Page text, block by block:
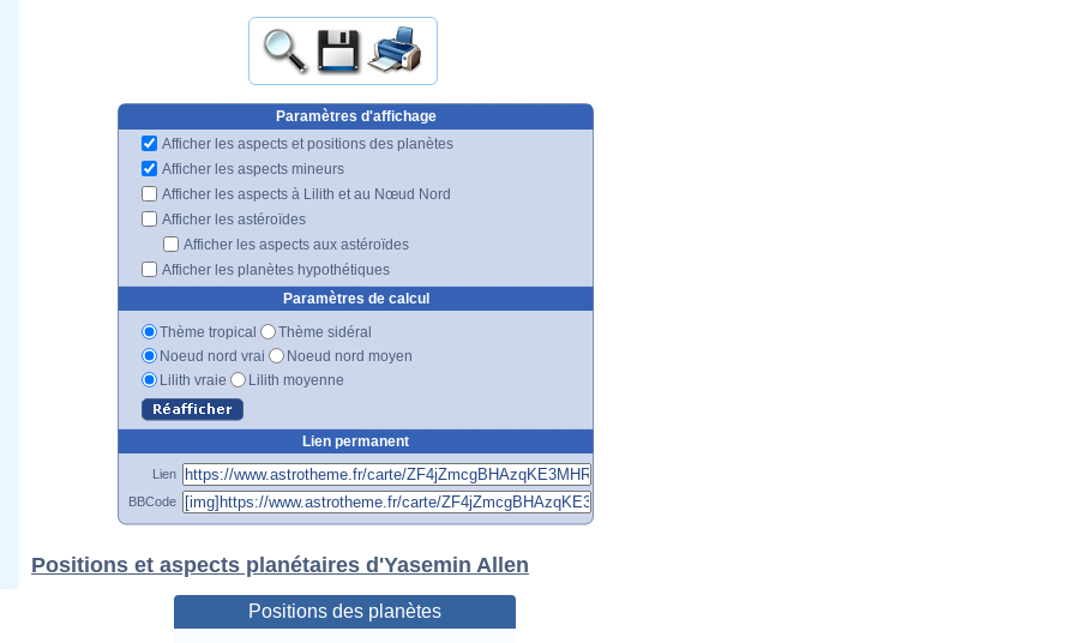
Paramètres d'affichage
Afficher les aspects et positions des planètes
Afficher les aspects mineurs
Afficher les aspects à Lilith et au Nœud Nord
Afficher les astéroïdes
Afficher les aspects aux astéroïdes
Afficher les planètes hypothétiques
Paramètres de calcul
Thème tropical
Thème sidéral
Noeud nord vrai
Noeud nord moyen
Lilith vraie
Lilith moyenne
Lien permanent
Lien
BBCode
Positions et aspects planétaires d'Yasemin Allen
Positions des planètes